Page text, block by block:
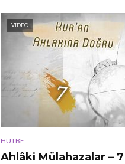
VIDEO
HUTBE
Ahlâki Mülahazalar – 7